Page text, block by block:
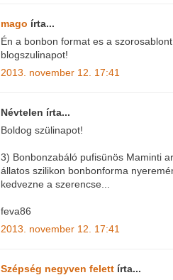
mago írta...
Én a bonbon format es a
blogszulinapot!
2013. november 12. 17:41
Névtelen írta...
Boldog szülinapot!
3) Bonbonzabáló pufisünös Maminti
állatos szilikon bonbonforma
kedvezne a szerencse...
feva86
2013. november 12. 17:41
Szépség negyven felett írta...